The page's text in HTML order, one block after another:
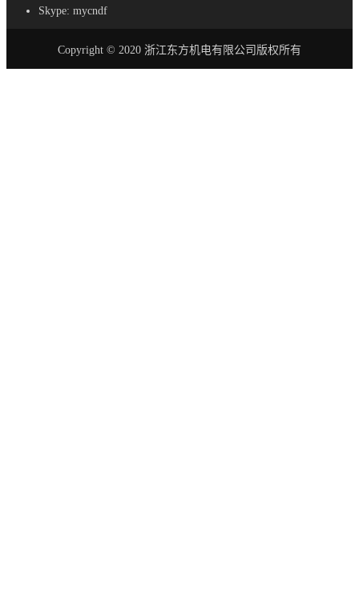
Skype: mycndf
Copyright © 2020 浙江东方机电有限公司版权所有